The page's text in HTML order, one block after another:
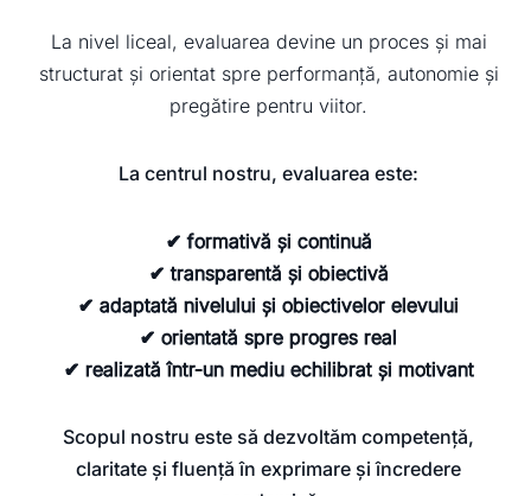
La nivel liceal, evaluarea devine un proces și mai
structurat și orientat spre performanță, autonomie și
pregătire pentru viitor.
La centrul nostru, evaluarea este:
✔ formativă și continuă
✔ transparentă și obiectivă
✔ adaptată nivelului și obiectivelor elevului
✔ orientată spre progres real
✔ realizată într-un mediu echilibrat și motivant
Scopul nostru este să dezvoltăm competență,
claritate și fluență în exprimare și încredere